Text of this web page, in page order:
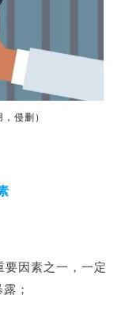
侵删）
因素之一，一定
；